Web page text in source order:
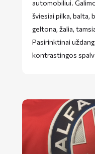
automobiliui.
šviesiai pilka, balta,
geltona, žalia,
Pasirinktinai
kontrastingos